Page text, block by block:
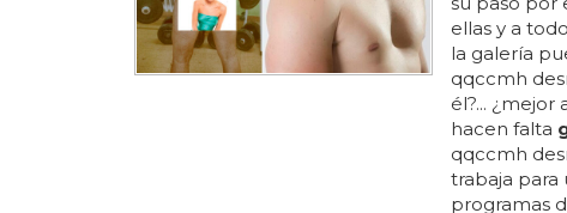
ellas y a
la galería
qqccmh
él?...
hacen falta
qqccmh
trabaja para
programas